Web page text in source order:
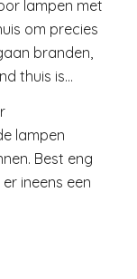
lampen met
om precies
branden,
thuis is…
lampen
Best eng
ineens een